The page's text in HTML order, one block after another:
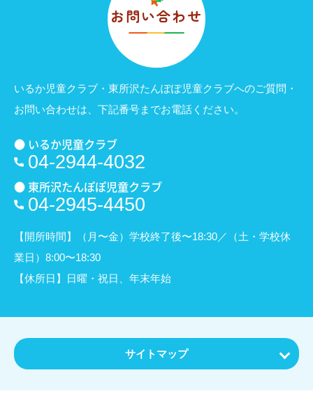
お問い合わせ
いるか児童クラブ・東所沢たんぽぽ児童クラブへのご質問・
お問い合わせは、 下記番号までお電話ください。
● いるか児童クラブ
04-2944-4032
● 東所沢たんぽぽ児童クラブ
04-2945-4450
【開所時間】（月〜金）学校終了後〜18:30／（土・学校休
業日）8:00〜18:30
【休所日】日曜・祝日、年末年始
サイトマップ